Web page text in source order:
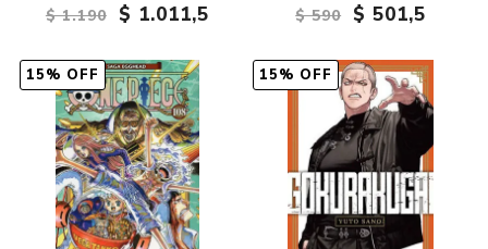
$ 1.190
$ 1.011,5
$ 590
$ 501,5
15% OFF 15% OFF